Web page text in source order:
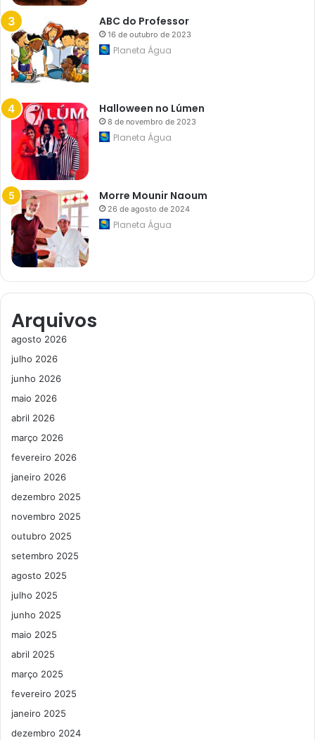
o
s
p
e
a
E
p
ABC do Professor
16 de outubro de 2023
Planeta Água
Halloween no Lúmen
8 de novembro de 2023
Planeta Água
Morre Mounir Naoum
26 de agosto de 2024
Planeta Água
Arquivos
agosto 2026
julho 2026
junho 2026
maio 2026
abril 2026
março 2026
fevereiro 2026
janeiro 2026
dezembro 2025
novembro 2025
outubro 2025
setembro 2025
agosto 2025
julho 2025
junho 2025
maio 2025
abril 2025
março 2025
fevereiro 2025
janeiro 2025
dezembro 2024